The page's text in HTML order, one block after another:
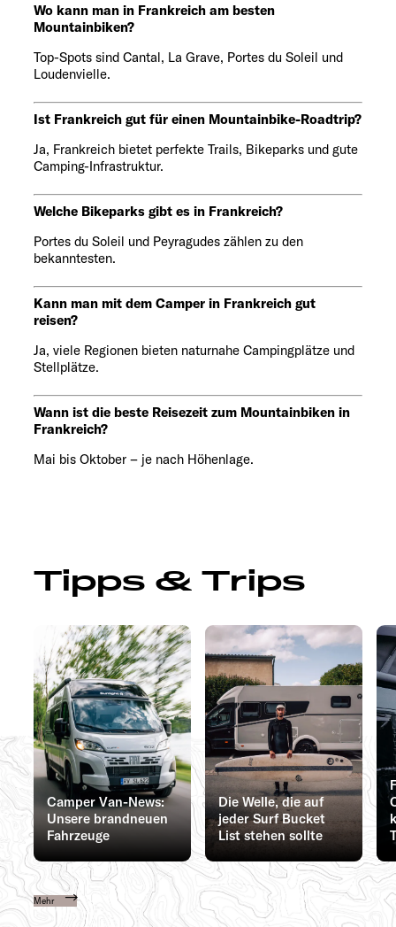
Wo kann man in Frankreich am besten
Mountainbiken?
Top-Spots sind Cantal, La Grave, Portes du Soleil und
Loudenvielle.
Ist Frankreich gut für einen Mountainbike-Roadtrip?
Ja, Frankreich bietet perfekte Trails, Bikeparks und gute
Camping-Infrastruktur.
Welche Bikeparks gibt es in Frankreich?
Portes du Soleil und Peyragudes zählen zu den
bekanntesten.
Kann man mit dem Camper in Frankreich gut
reisen?
Ja, viele Regionen bieten naturnahe Campingplätze und
Stellplätze.
Wann ist die beste Reisezeit zum Mountainbiken in
Frankreich?
Mai bis Oktober – je nach Höhenlage.
Tipps & Trips
Camper Van-News:
Unsere brandneuen
Fahrzeuge
Die Welle, die auf
jeder Surf Bucket
List stehen sollte
Mehr